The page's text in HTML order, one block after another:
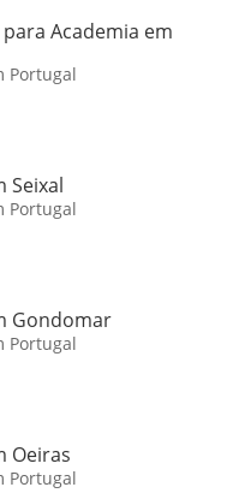
Academia em
Portugal
Seixal
Portugal
Gondomar
Portugal
Oeiras
Portugal